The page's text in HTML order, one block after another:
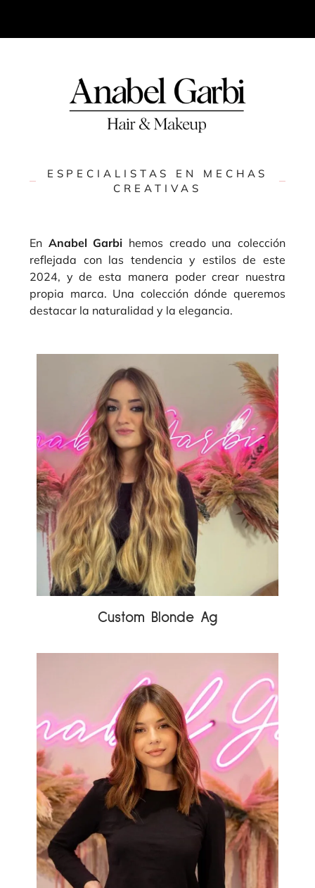
ESPECIALISTAS EN MECHAS
CREATIVAS
En Anabel Garbi hemos creado una colección
reflejada con las tendencia y estilos de este
2024, y de esta manera poder crear nuestra
propia marca. Una colección dónde queremos
destacar la naturalidad y la elegancia.
Custom Blonde Ag